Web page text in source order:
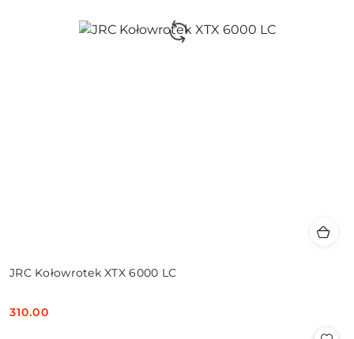
JRC Kołowrotek XTX 6000 LC
Cena:
310.00